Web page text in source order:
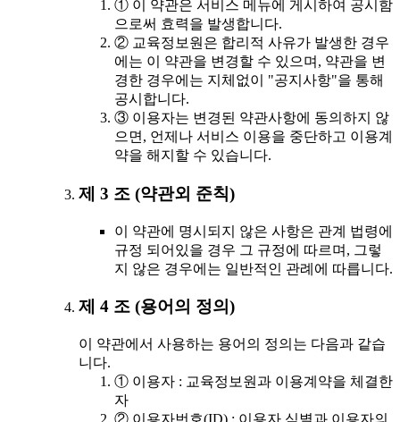
① 이 약관은 서비스 메뉴에 게시하여 공시함
으로써 효력을 발생합니다.
② 교육정보원은 합리적 사유가 발생한 경우
에는 이 약관을 변경할 수 있으며, 약관을 변
경한 경우에는 지체없이 "공지사항"을 통해
공시합니다.
③ 이용자는 변경된 약관사항에 동의하지 않
으면, 언제나 서비스 이용을 중단하고 이용계
약을 해지할 수 있습니다.
제 3 조 (약관외 준칙)
이 약관에 명시되지 않은 사항은 관계 법령에
규정 되어있을 경우 그 규정에 따르며, 그렇
지 않은 경우에는 일반적인 관례에 따릅니다.
제 4 조 (용어의 정의)
이 약관에서 사용하는 용어의 정의는 다음과 같습
니다.
① 이용자 : 교육정보원과 이용계약을 체결한
자